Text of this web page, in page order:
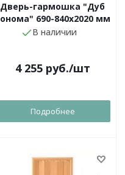
Дверь-гармошка "Дуб
сонома" 690-840х2020 мм
В наличии
4 255руб./шт
Подробнее